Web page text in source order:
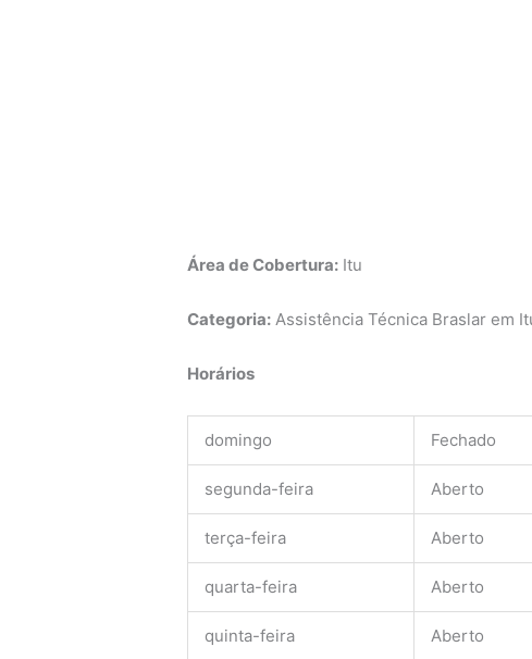
Área de Cobertura: Itu
Categoria: Assistência Técnica Braslar em
Horários
domingo Fechado
segunda-feira Aberto
terça-feira Aberto
quarta-feira Aberto
quinta-feira Aberto